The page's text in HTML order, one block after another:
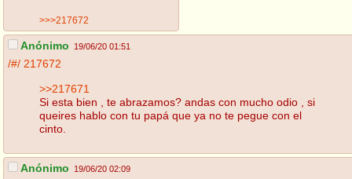
>>>217672
Anónimo 19/06/20 01:51
/#/ 217672
>>217671
Si esta bien , te abrazamos? andas con mucho odio , si
queires hablo con tu papá que ya no te pegue con el
cinto.
Anónimo 19/06/20 02:09